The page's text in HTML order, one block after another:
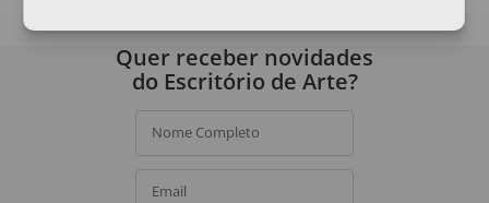
Quer receber novidades
do Escritório de Arte?
Nome Completo
Email